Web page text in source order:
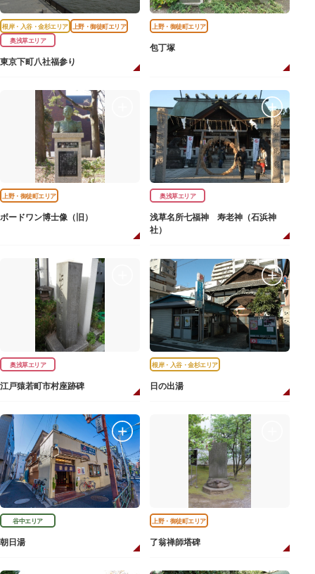
根岸・入谷・金杉エリア
上野・御徒町エリア
奥浅草エリア
東京下町八社福参り
上野・御徒町エリア
包丁塚
上野・御徒町エリア
ボードワン博士像（旧）
奥浅草エリア
浅草名所七福神 寿老神（石浜神
社）
奥浅草エリア
江戸猿若町市村座跡碑
根岸・入谷・金杉エリア
日の出湯
谷中エリア
朝日湯
上野・御徒町エリア
了翁禅師塔碑